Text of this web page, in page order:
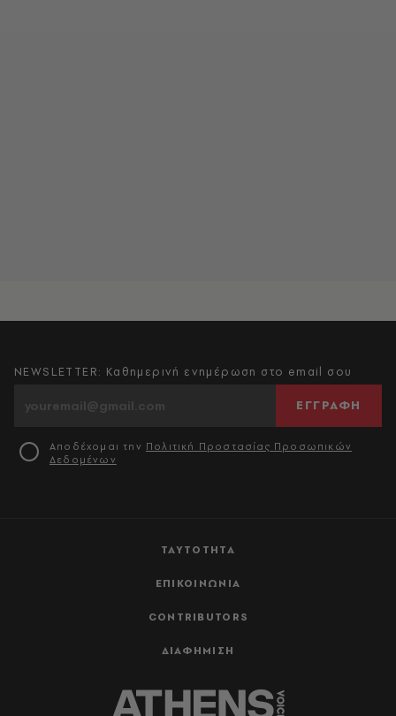
ΤΑΥΤΟΤΗΤΑ
ΕΠΙΚΟΙΝΩΝΙΑ
CONTRIBUTORS
ΔΙΑΦΗΜΙΣΗ
NEWSLETTER: Καθημερινή ενημέρωση στο email σου
ΕΓΓΡΑΦΗ
Αποδέχομαι την Πολιτική Προστασίας Προσωπικών
Δεδομένων